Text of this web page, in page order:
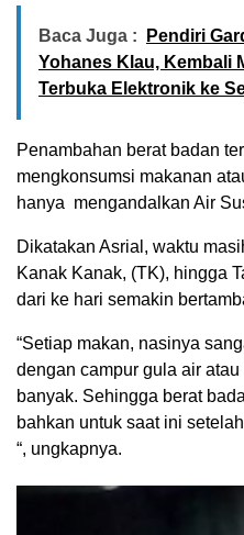
Baca Juga :
Pendiri
Yohanes Klau, Kembali
Terbuka Elektronik ke
Penambahan berat badan
mengkonsumsi makanan
hanya mengandalkan Air
Dikatakan Asrial, waktu
Kanak Kanak, (TK), hingga
dari ke hari semakin
“Setiap makan, nasinya
dengan campur gula air
banyak. Sehingga berat
bahkan untuk saat ini
“, ungkapnya.